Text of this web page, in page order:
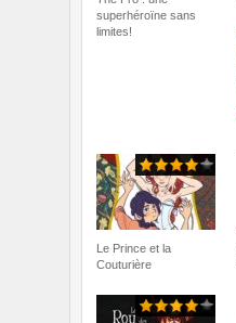
superhéroïne sans
limites!
Le Prince et la
Couturière